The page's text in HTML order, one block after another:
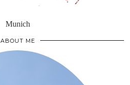
Munich
ABOUT ME